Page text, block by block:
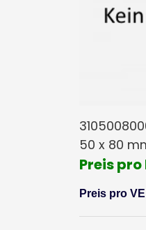
50 x 80
Preis pro
Preis pro